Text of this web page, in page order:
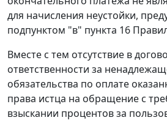
для начисления неустойки,
подпунктом "в" пункта 16
Вместе с тем отсутствие в
ответственности за
обязательства по оплате
права истца на обращение с
взыскании процентов за